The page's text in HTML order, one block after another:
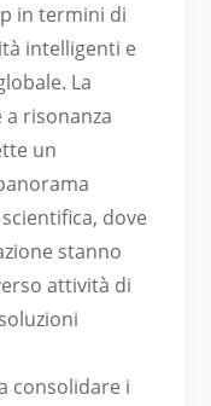
in termini di
intelligenti e
La
risonanza
un
dove
stanno
attività di
consolidare i